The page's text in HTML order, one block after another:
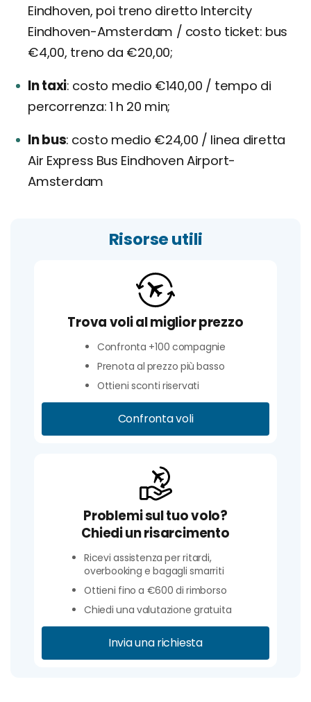
Eindhoven, poi treno diretto Intercity
Eindhoven-Amsterdam / costo ticket: bus
€4,00, treno da €20,00;
In taxi costo medio €140,00 / tempo di
percorrenza: 1 h 20 min;
In bus costo medio €24,00 / linea diretta
Air Express Bus Eindhoven Airport-
Amsterdam
Risorse utili
Trova voli al miglior prezzo
Confronta +100 compagnie
Prenota al prezzo più basso
Ottieni sconti riservati
Confronta voli
Problemi sul tuo volo?
Chiedi un risarcimento
Ricevi assistenza per ritardi,
overbooking e bagagli smarriti
Ottieni fino a €600 di rimborso
Chiedi una valutazione gratuita
Invia una richiesta